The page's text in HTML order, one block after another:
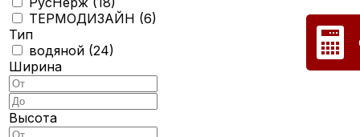
ТЕРМОДИЗАЙН (6)
Тип
водяной (24)
Ширина
Высота